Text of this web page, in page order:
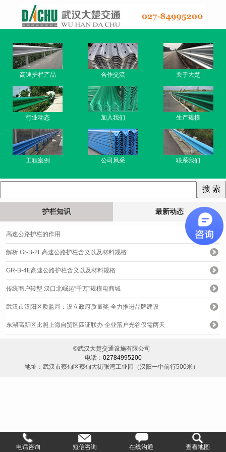
高速护栏产品 合作交流 关于大楚
行业动态 加入我们 生产规模
工程案例 公司风采 联系我们
护栏知识 最新动态
高速公路护栏的作用
解析:Gr-B-2E高速公路护栏含义以及材料规格
GR-B-4E高速公路护栏含义以及材料规格
传统商户转型 汉口北崛起“千万”规模电商城
武汉市汉阳区质监局：设立政府质量奖 全力推进品牌建设
东湖高新区比照上海自贸区四证联办 企业落户光谷仅需两天
©武汉大楚交通设施有限公司
电话： 02784995200
地址：武汉市蔡甸区蔡甸大街张湾工业园（汉阳一中前行500米）
电话咨询 短信咨询 在线沟通 查看地图